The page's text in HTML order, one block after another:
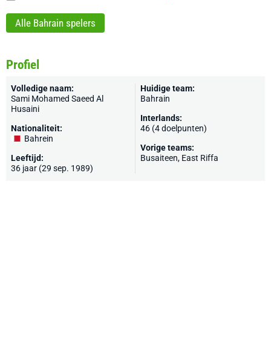
Alle Bahrain spelers
Profiel
Volledige naam:
Sami Mohamed Saeed Al
Husaini
Nationaliteit:
Bahrein
Leeftijd:
36 jaar (29 sep. 1989)
Huidige team:
Bahrain
Interlands:
46 (4 doelpunten)
Vorige teams:
Busaiteen, East Riffa